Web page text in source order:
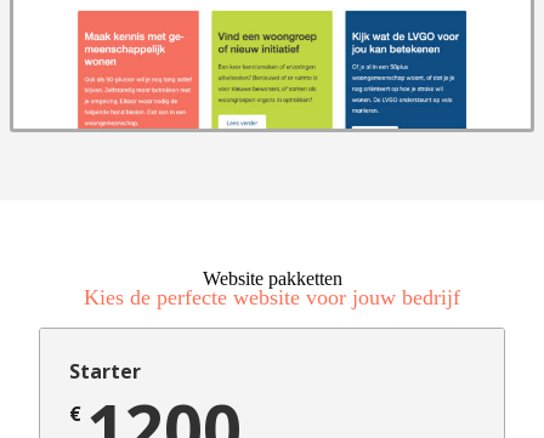
Website pakketten
Kies de perfecte website voor jouw bedrijf
Starter
€